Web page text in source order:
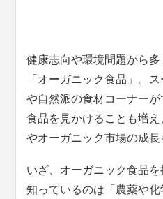
健康志向や環境問題から
「オーガニック食品」。
や自然派の食材コーナー
食品を見かけることも増
やオーガニック市場の成長
いざ、オーガニック食品を
知っているのは「農薬や